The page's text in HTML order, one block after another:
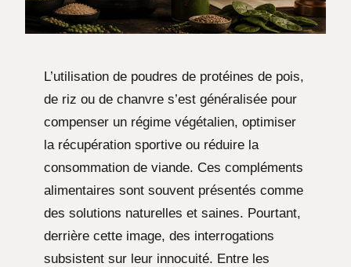
L’utilisation de poudres de protéines de pois,
de riz ou de chanvre s’est généralisée pour
compenser un régime végétalien, optimiser
la récupération sportive ou réduire la
consommation de viande. Ces compléments
alimentaires sont souvent présentés comme
des solutions naturelles et saines. Pourtant,
derrière cette image, des interrogations
subsistent sur leur innocuité. Entre les